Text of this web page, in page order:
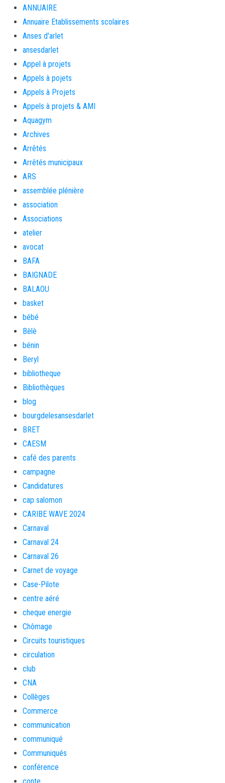
ANNUAIRE
Annuaire Etablissements scolaires
Anses d'arlet
ansesdarlet
Appel à projets
Appels à pojets
Appels à Projets
Appels à projets & AMI
Aquagym
Archives
Arrêtés
Arrêtés municipaux
ARS
assemblée plénière
association
Associations
atelier
avocat
BAFA
BAIGNADE
BALAOU
basket
bébé
Bèlè
bénin
Beryl
bibliotheque
Bibliothèques
blog
bourgdelesansesdarlet
BRET
CAESM
café des parents
campagne
Candidatures
cap salomon
CARIBE WAVE 2024
Carnaval
Carnaval 24
Carnaval 26
Carnet de voyage
Case-Pilote
centre aéré
cheque energie
Chômage
Circuits touristiques
circulation
club
CNA
Collèges
Commerce
communication
communiqué
Communiqués
conférence